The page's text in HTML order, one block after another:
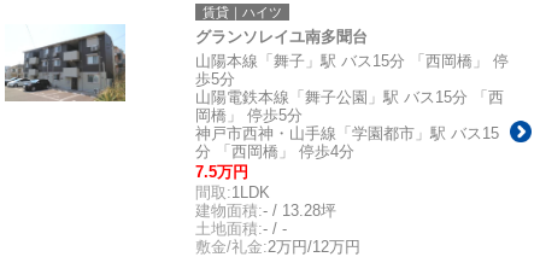
賃貸｜ハイツ
グランソレイユ南多聞台
山陽本線「舞子」駅 バス15分 「西岡橋」 停
歩5分
山陽電鉄本線「舞子公園」駅 バス15分 「西
岡橋」 停歩5分
神戸市西神・山手線「学園都市」駅 バス15
分 「西岡橋」 停歩4分
7.5万円
間取:1LDK
建物面積:- / 13.28坪
土地面積:- / -
敷金/礼金:2万円/12万円